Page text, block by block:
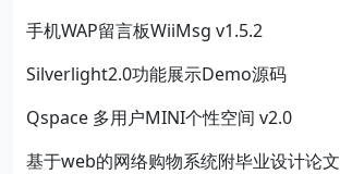
手机WAP留言板WiiMsg v1.5.2
Silverlight2.0功能展示Demo源码
Qspace 多用户MINI个性空间 v2.0
基于web的网络购物系统附毕业设计论文